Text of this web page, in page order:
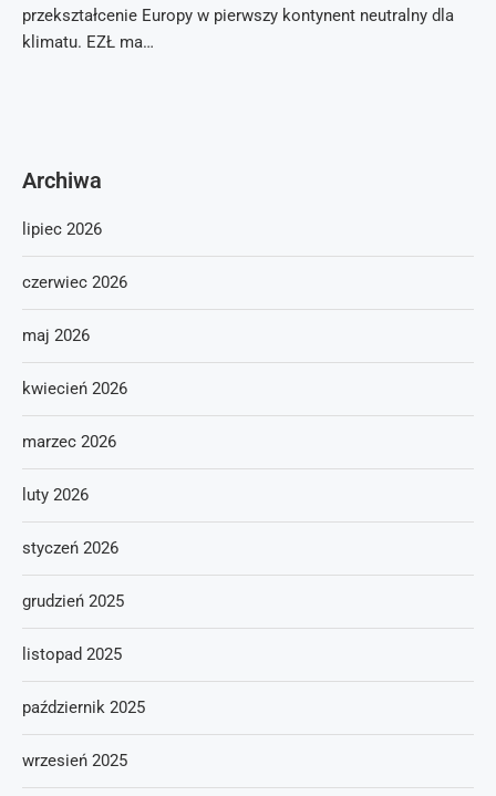
przekształcenie Europy w pierwszy kontynent neutralny dla
klimatu. EZŁ ma…
Archiwa
lipiec 2026
czerwiec 2026
maj 2026
kwiecień 2026
marzec 2026
luty 2026
styczeń 2026
grudzień 2025
listopad 2025
październik 2025
wrzesień 2025